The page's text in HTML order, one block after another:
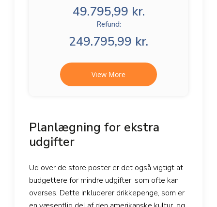
49.795,99 kr.
Refund:
249.795,99 kr.
View More
Planlægning for ekstra
udgifter
Ud over de store poster er det også vigtigt at
budgettere for mindre udgifter, som ofte kan
overses. Dette inkluderer drikkepenge, som er